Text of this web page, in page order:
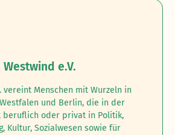
Westwind e.V.
vereint Menschen mit Wurzeln in
und Berlin, die in der
beruflich oder privat in Politik,
Kultur, Sozialwesen sowie für